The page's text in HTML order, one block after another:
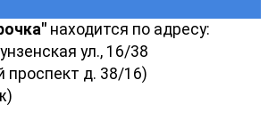
находится по адресу:
ул., 16/38
проспект д. 38/16)